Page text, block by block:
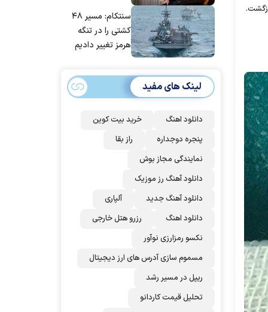
مردم ایران استسنتکام: مسیر ۴۸
کشتی را در تنگه
هرمز تغییر دادیم
لینک های مفید
دانلود اهنگ
خرید بیت کوین
پنجره دوجداره
راز بقا
نمایندگی مجاز بوش
دانلود آهنگ رز‌ موزیک
دانلود آهنگ جدید
آلپاری
دانلود اهنگ
رزرو هتل خارجی
نکسو رمزارزی نوآور
مسموم سازی آدرس های ارز دیجیتال
ریپل در مسیر رشد
تحلیل قیمت کاردانو